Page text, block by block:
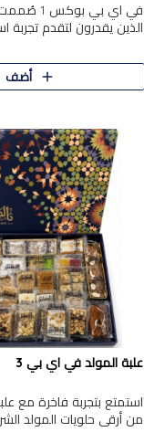
في اي بي
الذين يقدرون لتقدم تجربة
تجمع بين أفخر حلويات
تشكيلة مختارة من الأصناف
أضف
علبة المولد في اي بي 3
من أرقى حلويات المولد